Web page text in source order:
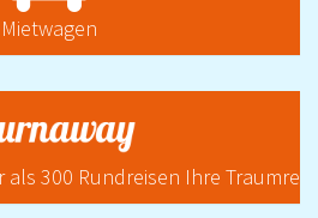
Mietwagen
als 300 Rundreisen Ihre